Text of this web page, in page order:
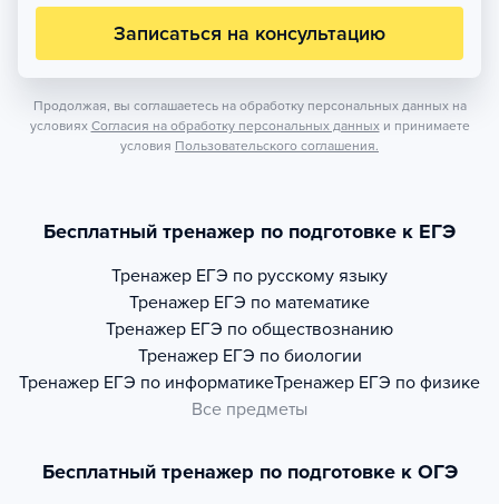
Записаться на консультацию
Продолжая, вы соглашаетесь на обработку персональных данных на
условиях Согласия на обработку персональных данных и принимаете
условия Пользовательского соглашения.
Бесплатный тренажер по подготовке к ЕГЭ
Тренажер ЕГЭ по русскому языку
Тренажер ЕГЭ по математике
Тренажер ЕГЭ по обществознанию
Тренажер ЕГЭ по биологии
Тренажер ЕГЭ по информатикеТренажер ЕГЭ по физике
Все предметы
Бесплатный тренажер по подготовке к ОГЭ